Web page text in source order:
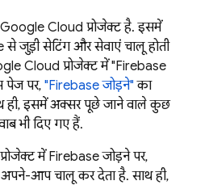
Google Cloud प्रोजेक्ट है. इसमें
जुड़ी सेटिंग और सेवाएं चालू होती
Cloud प्रोजेक्ट में "Firebase
पेज पर, "Firebase जोड़ने" का
ही, इसमें अक्सर पूछे जाने वाले कुछ
भी दिए गए हैं.
प्रोजेक्ट में Firebase जोड़ने पर,
आप चालू कर देता है. साथ ही,